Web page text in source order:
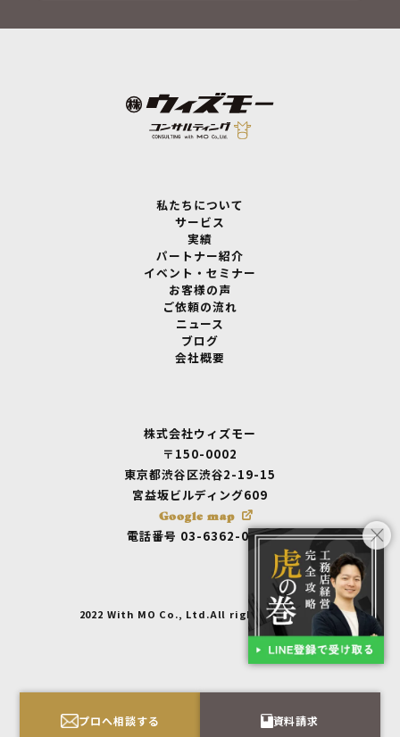
プロへ相談する 資料請求
私たちについて
サービス
実績
パートナー紹介
イベント・セミナー
お客様の声
ご依頼の流れ
ニュース
ブログ
会社概要
株式会社ウィズモー
〒150-0002
東京都渋谷区渋谷2-19-15
宮益坂ビルディング609
Google map
電話番号 03-6362-0875
2022 With MO Co., Ltd.All rights reserved.